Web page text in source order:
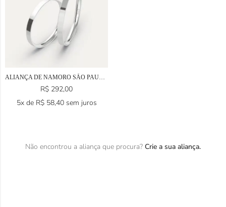
ALIANÇA DE NAMORO SÃO PAULO EM PRATA 925
R$ 292,00
5x de R$58,40 sem juros
Não encontrou a aliança que procura? Crie a sua aliança.